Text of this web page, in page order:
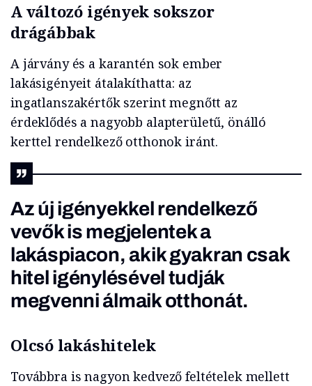
A változó igények sokszor
drágábbak
A járvány és a karantén sok ember
lakásigényeit átalakíthatta: az
ingatlanszakértők szerint megnőtt az
érdeklődés a nagyobb alapterületű, önálló
kerttel rendelkező otthonok iránt.
Az új igényekkel rendelkező
vevők is megjelentek a
lakáspiacon, akik gyakran csak
hitel igénylésével tudják
megvenni álmaik otthonát.
Olcsó lakáshitelek
Továbbra is nagyon kedvező feltételek mellett